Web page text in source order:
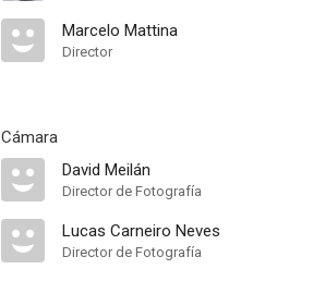
Marcelo Mattina
Director
Cámara
David Meilán
Director de Fotografía
Lucas Carneiro Neves
Director de Fotografía